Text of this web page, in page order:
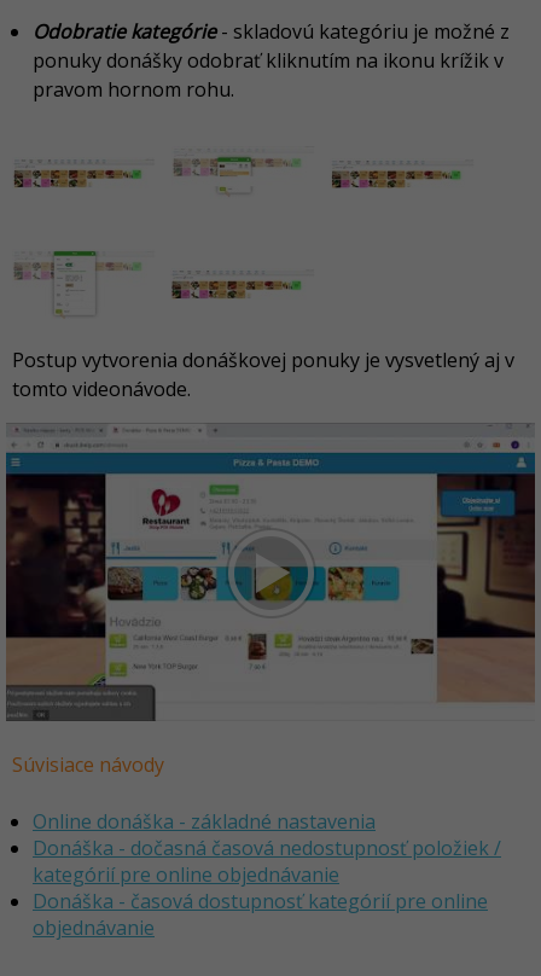
Odobratie kategórie- skladovú kategóriu je možné z
ponuky donášky odobrať kliknutím na ikonu krížik v
pravom hornom rohu.
Postup vytvorenia donáškovej ponuky je vysvetlený aj v
tomto videonávode.
Súvisiace návody
Online donáška - základné nastavenia
Donáška - dočasná časová nedostupnosť položiek /
kategórií pre online objednávanie
Donáška - časová dostupnosť kategórií pre online
objednávanie